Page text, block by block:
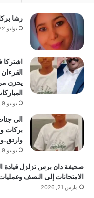
رشا
يوليو 22, 2026
اشتركا
يحزن
يونيو 9, 2026
الى
بركات
يونيو 9, 2026
صحيفة دان برس تزلزل قيادة
الامتحانات إلى النصف
مارس 21, 2026